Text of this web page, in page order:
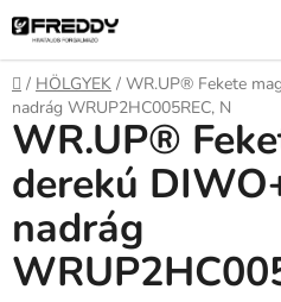
Ugrás
fő
tartalomhoz
Kezdőlap
/ HÖLGYEK / WR.UP® Fekete
nadrág WRUP2HC005REC, N
WR.UP®
derekú
nadrág